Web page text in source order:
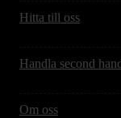
Hitta till oss
Handla second
Om oss